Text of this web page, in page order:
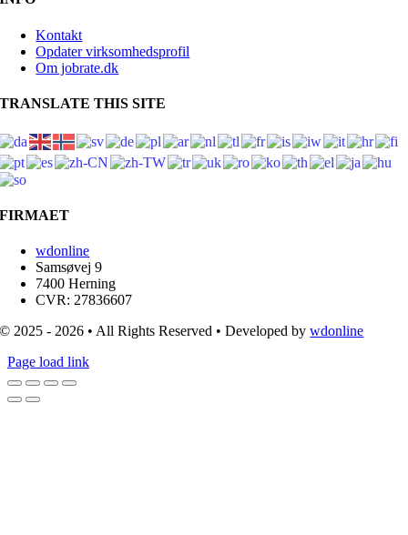
Kontakt
Opdater virksomhedsprofil
Om jobrate.dk
TRANSLATE THIS SITE
FIRMAET
wdonline
Samsøvej 9
7400 Herning
CVR: 27836607
© 2025 - 2026 • All Rights Reserved • Developed bywdonline
Page load link